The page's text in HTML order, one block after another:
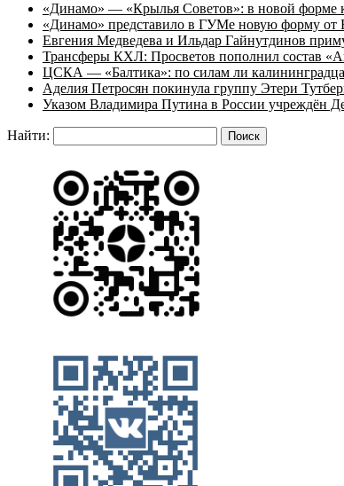
«Динамо» — «Крылья Советов»: в новой форме
«Динамо» представило в ГУМе новую форму от
Евгения Медведева и Ильдар Гайнутдинов
Трансферы КХЛ: Просветов пополнил состав
ЦСКА — «Балтика»: по силам ли
Аделия Петросян покинула группу Этери
Указом Владимира Путина в России учреждён
Найти: